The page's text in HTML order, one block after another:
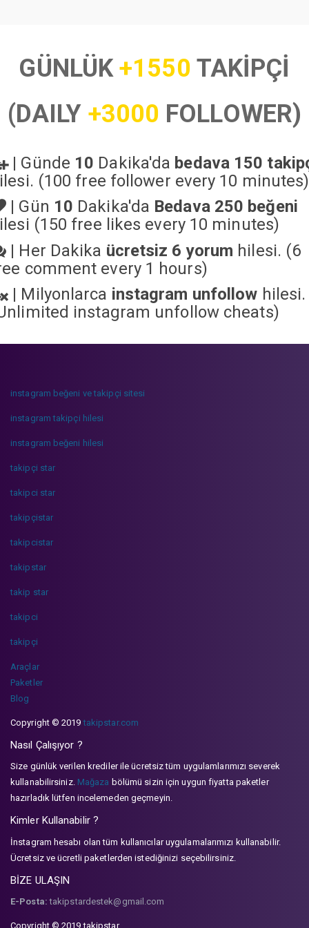
GÜNLÜK+1550 TAKİPÇİ
(DAILY +3000 FOLLOWER)
| Günde 10 Dakika'da bedava 150
(100 free follower every 10 minutes)
| Gün 10 Dakika'da Bedava 250 beğeni
(150 free likes every 10 minutes)
| Her Dakika ücretsiz 6 yorum hilesi. (6
comment every 1 hours)
| Milyonlarca instagram unfollow hilesi.
instagram unfollow cheats)
instagram beğeni ve takipçi sitesi
instagram takipçi hilesi
instagram beğeni hilesi
takipçi star
takipci star
takipçistar
takipcistar
takipstar
takip star
takipci
takipçi
Araçlar
Paketler
Blog
Copyright © 2019takipstar.com
Nasıl Çalışıyor ?
Size günlük verilen krediler ile ücretsiz tüm uygulamlarımızı severek
kullanabilirsiniz. Mağaza bölümü sizin için uygun fiyatta paketler
hazırladık lütfen incelemeden geçmeyin.
Kimler Kullanabilir ?
İnstagram hesabı olan tüm kullanıcılar uygulamalarımızı kullanabilir.
Ücretsiz ve ücretli paketlerden istediğinizi seçebilirsiniz.
BİZE ULAŞIN
E-Posta: takipstardestek@gmail.com
Copyright © 2019 takipstar.